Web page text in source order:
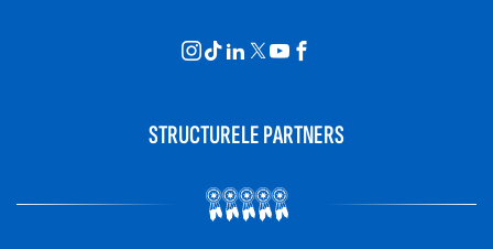
STRUCTURELE PARTNERS